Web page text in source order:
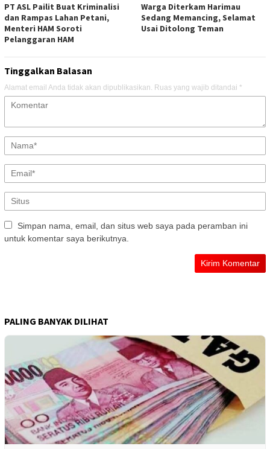
PT ASL Pailit Buat Kriminalisi
dan Rampas Lahan Petani,
Menteri HAM Soroti
Pelanggaran HAM
Warga Diterkam Harimau
Sedang Memancing, Selamat
Usai Ditolong Teman
Tinggalkan Balasan
Alamat email Anda tidak akan dipublikasikan. Ruas yang wajib ditandai *
Simpan nama, email, dan situs web saya pada peramban ini
untuk komentar saya berikutnya.
PALING BANYAK DILIHAT